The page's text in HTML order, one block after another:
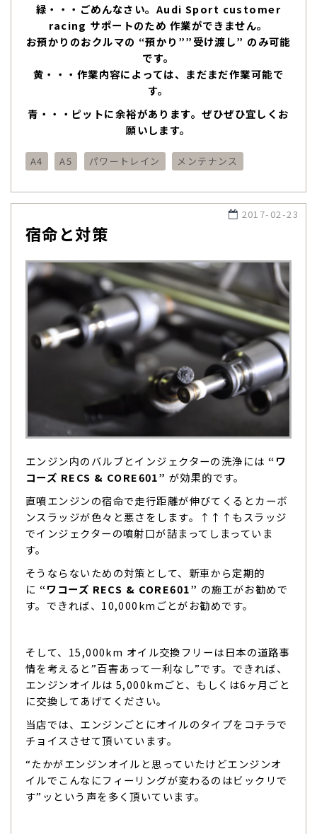
緑・・・ごめんなさい。Audi Sport customer
racing サポートのため 作業ができません。
お預かりのおクルマの “預かり””受け渡し” のみ可能
です。
黄・・・作業内容によっては、まだまだ作業可能で
す。
青・・・ピットに余裕があります。ぜひぜひ宜しくお
願いします。
A4 A5 パワートレイン メンテナンス
宿命と対策
2017-02-23
エンジン内のバルブとインジェクターの洗浄には “ワ
コーズ RECS & CORE601” が効果的です。
直噴エンジンの宿命で走行距離が伸びてくるとカーボ
ンスラッジが色々と悪さをします。↑↑↑もスラッジ
でインジェクターの噴射口が詰まってしまっていま
す。
そうならないための対策として、新車から定期的
に “ワコーズ RECS & CORE601” の施工がお勧めで
す。できれば、10,000kmごとがお勧めです。
そして、15,000km オイル交換フリーは日本の道路事
情を考えると”百害あって一利なし”です。できれば、
エンジンオイルは 5,000kmごと、もしくは6ヶ月ごと
に交換してあげてください。
当店では、エンジンごとにオイルのタイプをコチラで
チョイスさせて頂いています。
“たかがエンジンオイルと思っていたけどエンジンオ
イルでこんなにフィーリングが変わるのはビックリで
す”ッという声を多く頂いています。